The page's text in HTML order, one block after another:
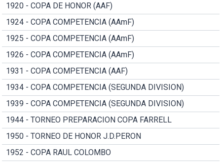
1920 - COPA DE HONOR (AAF)
1924 - COPA COMPETENCIA (AAmF)
1925 - COPA COMPETENCIA (AAmF)
1926 - COPA COMPETENCIA (AAmF)
1931 - COPA COMPETENCIA (AAF)
1934 - COPA COMPETENCIA (SEGUNDA DIVISION)
1939 - COPA COMPETENCIA (SEGUNDA DIVISION)
1944 - TORNEO PREPARACION COPA FARRELL
1950 - TORNEO DE HONOR J.D.PERON
1952 - COPA RAUL COLOMBO